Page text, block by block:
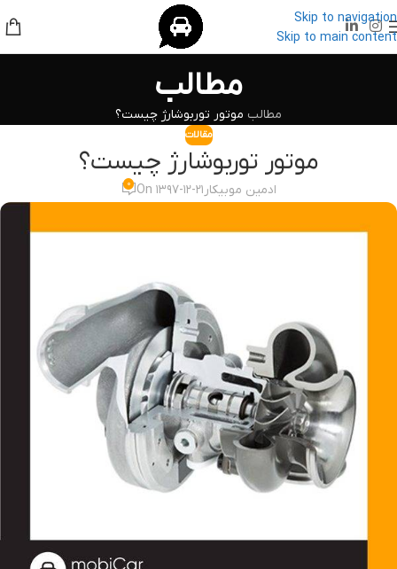
Skip to navigation
Skip to main content
مطالب
مطالب موتور توربوشارژ چیست؟
مقالات
موتور توربوشارژ چیست؟
ادمین موبیکار On ۱۳۹۷-۱۲-۲۱ ۰